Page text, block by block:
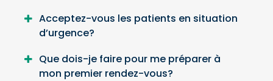
Acceptez-vous les patients en situation
d’urgence?
Que dois-je faire pour me préparer à
mon premier rendez-vous?